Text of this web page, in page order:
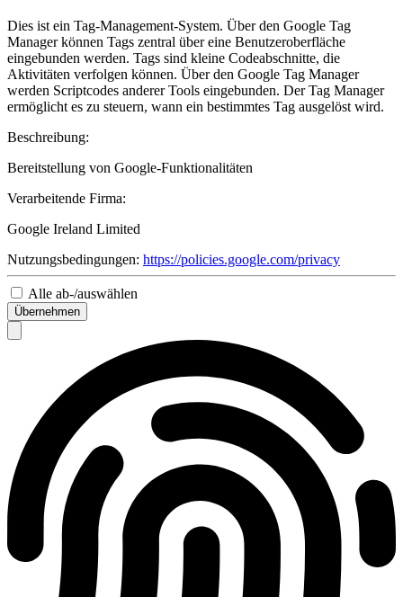
Dies ist ein Tag-Management-System. Über den Google Tag
Manager können Tags zentral über eine Benutzeroberfläche
eingebunden werden. Tags sind kleine Codeabschnitte, die
Aktivitäten verfolgen können. Über den Google Tag Manager
werden Scriptcodes anderer Tools eingebunden. Der Tag Manager
ermöglicht es zu steuern, wann ein bestimmtes Tag ausgelöst wird.
Beschreibung:
Bereitstellung von Google-Funktionalitäten
Verarbeitende Firma:
Google Ireland Limited
Nutzungsbedingungen: https://policies.google.com/privacy
Alle ab-/auswählen
Übernehmen